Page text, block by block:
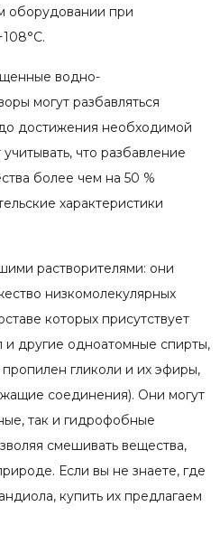
оборудовании при
водно-
могут разбавляться
достижения необходимой
что разбавление
более чем на 50 %
характеристики
растворителями: они
низкомолекулярных
которых присутствует
и другие одноатомные спирты,
гликоли и их эфиры,
соединения). Они могут
так и гидрофобные
смешивать вещества,
Если вы не знаете, где
купить их предлагаем